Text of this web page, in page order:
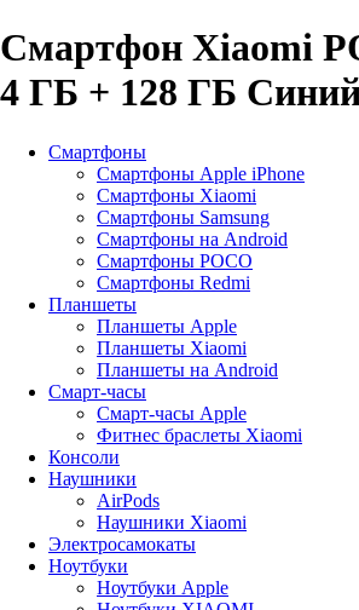
Смартфон Xiaomi
4 ГБ + 128 ГБ
Смартфоны
Смартфоны Apple iPhone
Смартфоны Хiaomi
Смартфоны Samsung
Смартфоны на Android
Смартфоны POCO
Смартфоны Redmi
Планшеты
Планшеты Apple
Планшеты Xiaomi
Планшеты на Android
Смарт-часы
Смарт-часы Apple
Фитнес браслеты Xiaomi
Консоли
Наушники
AirPods
Наушники Xiaomi
Электросамокаты
Ноутбуки
Ноутбуки Apple